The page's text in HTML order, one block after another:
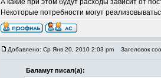
А какие при этом будут расходы зависит от
Некоторые потребности могут
Добавлено: Ср Янв 20, 2010 2:03 pm Заголовок
Баламут писал(а):